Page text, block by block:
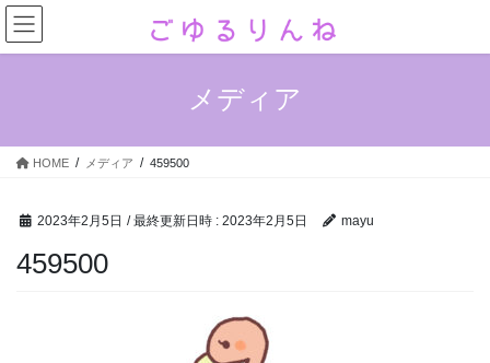
コ
ン
テ
ス
ナ
ビ
ゲ
ン
メディア
HOME メディア 459500
2023年2月5日 / 最終更新日時 : 2023年2月5日 mayu
459500